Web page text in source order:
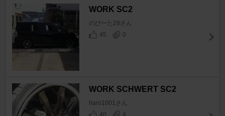
WORK SC2
のびーた28さん
45
0
WORK SCHWERT SC2
haro1001さん
40
4